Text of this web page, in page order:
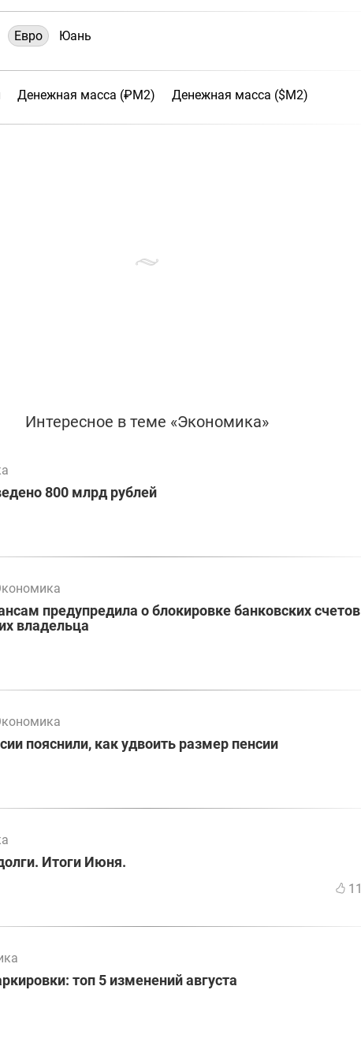
Евро Юань
Денежная масса (₽М2) Денежная масса ($М2)
Интересное в теме «Экономика»
800 млрд рублей
предупредила о блокировке банковских счетов
владельца
пояснили, как удвоить размер пенсии
Итоги Июня.
11
топ 5 изменений августа